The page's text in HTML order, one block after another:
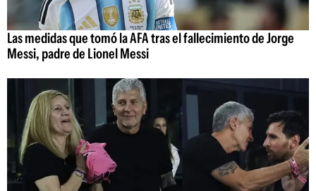
Las medidas que tomó la AFA tras el fallecimiento de Jorge
Messi, padre de Lionel Messi